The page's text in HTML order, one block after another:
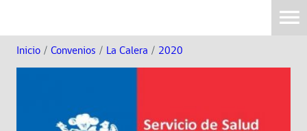
Inicio / Convenios / La Calera / 2020